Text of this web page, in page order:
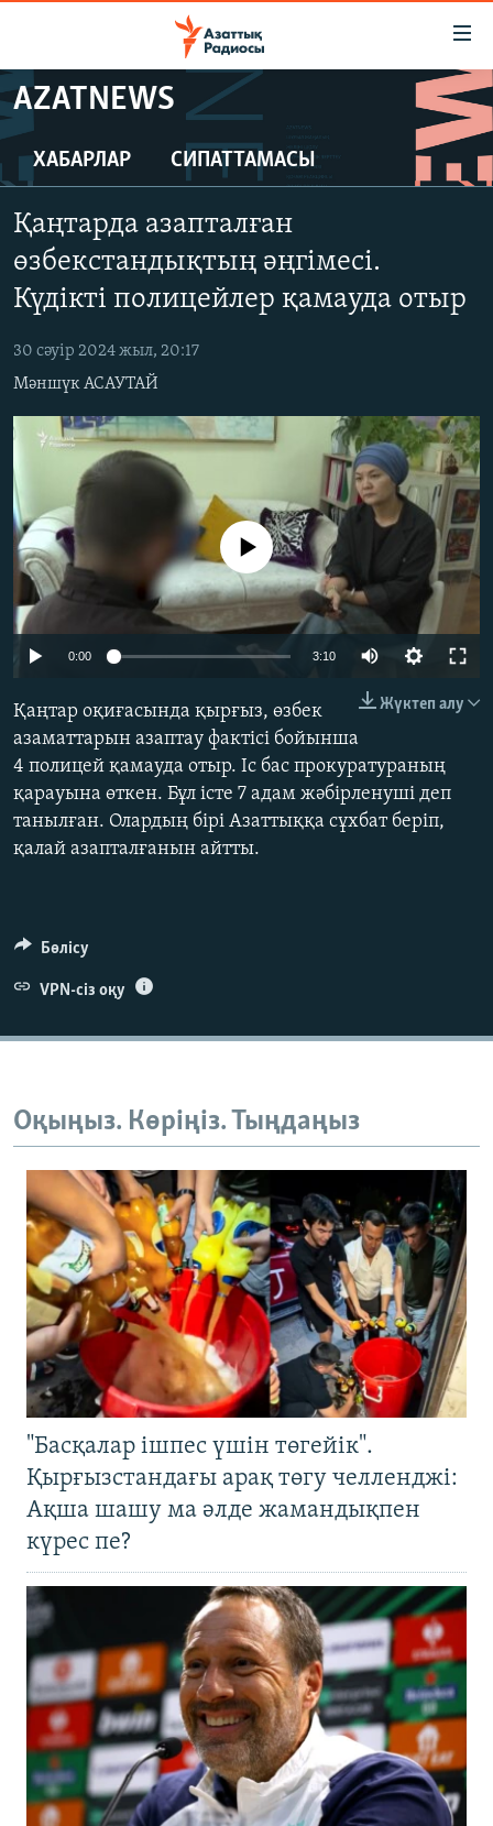
Skip
to
main
content
to
main
Skip
Search
САЯСАТ
ҚАҢТАР ОҚИҒАСЫ
АДАМ ҚҰҚЫҚТАРЫ
ӘЛЕУМЕТ
ӘЛЕМ
АРНАЙЫ ЖОБАЛАР
Русский
ЖАЗЫЛЫҢЫЗ
Басқа тілдерде
AZATNEWS
ХАБАРЛАР СИПАТТАМАСЫ
Қаңтарда азапталған
өзбекстандықтың әңгімесі.
Күдікті полицейлер қамауда отыр
30 сәуір 2024 жыл, 20:17
Мәншүк АСАУТАЙ
Auto 360p 480p
720p 1080p
No media source currently available
0:00 3:10
480p
720p
Жүктеп алу
Қаңтар оқиғасында қырғыз, өзбек
азаматтарын азаптау фактісі бойынша
4 полицей қамауда отыр. Іс бас прокуратураның
қарауына өткен. Бұл істе 7 адам жәбірленуші деп
танылған. Олардың бірі Азаттыққа сұхбат беріп,
қалай азапталғанын айтты.
Бөлісу
VPN-сіз оқу
Оқыңыз. Көріңіз. Тыңдаңыз
"Басқалар ішпес үшін төгейік".
Қырғызстандағы арақ төгу челленджі:
Ақша шашу ма әлде жамандықпен
күрес пе?